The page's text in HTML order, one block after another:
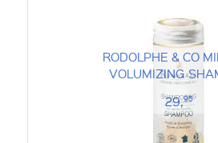
RODOLPHE & CO
VOLUMIZING
29,95